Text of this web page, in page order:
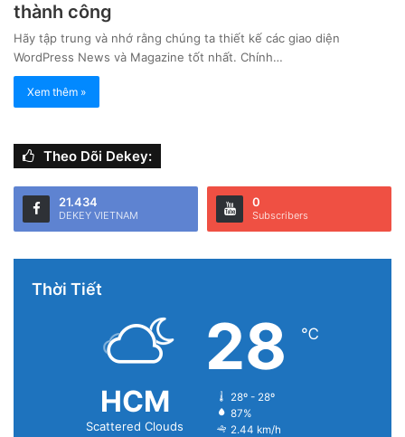
thành công
Hãy tập trung và nhớ rằng chúng ta thiết kế các giao diện
WordPress News và Magazine tốt nhất. Chính…
Xem thêm »
Theo Dõi Dekey:
21.434
DEKEY VIETNAM
0
Subscribers
Thời Tiết
HCM
Scattered Clouds
28 ℃
28º - 28º
87%
2.44 km/h